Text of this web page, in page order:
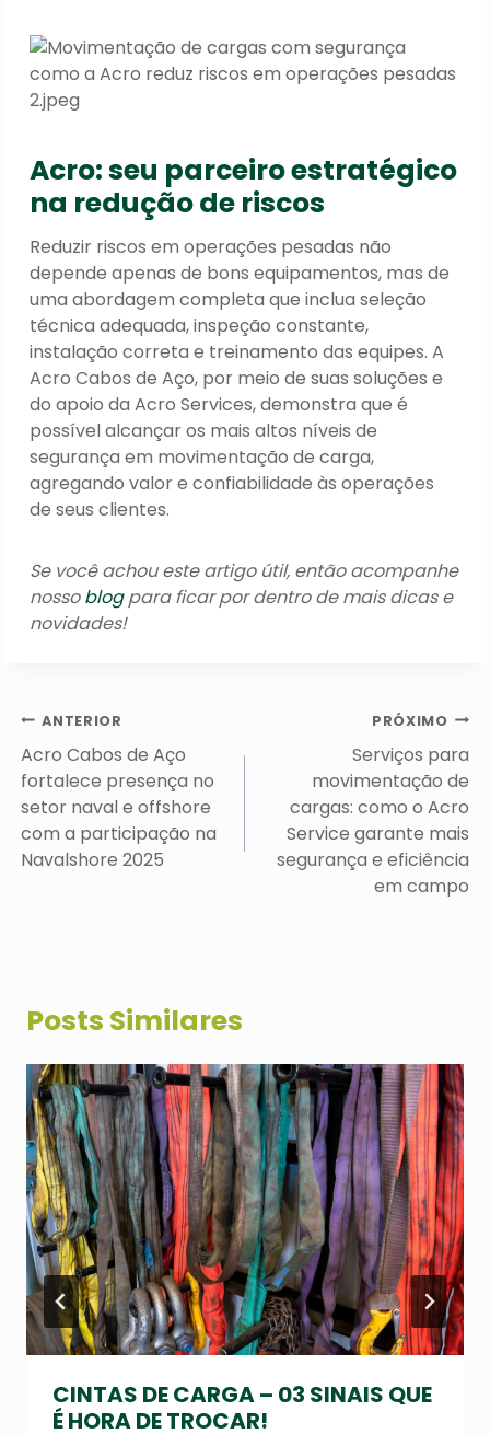
Acro: seu parceiro estratégico
na redução de riscos
Reduzir riscos em operações pesadas não
depende apenas de bons equipamentos, mas de
uma abordagem completa que inclua seleção
técnica adequada, inspeção constante,
instalação correta e treinamento das equipes. A
Acro Cabos de Aço, por meio de suas soluções e
do apoio da Acro Services, demonstra que é
possível alcançar os mais altos níveis de
segurança em movimentação de carga,
agregando valor e confiabilidade às operações
de seus clientes.
Se você achou este artigo útil, então acompanhe
nossoblogpara ficar por dentro de mais dicas e
novidades!
Navegação
de
Post
ANTERIOR
Acro Cabos de Aço
fortalece presença no
setor naval e offshore
com a participação na
Navalshore 2025
PRÓXIMO
Serviços para
movimentação de
cargas: como o Acro
Service garante mais
segurança e eficiência
em campo
Posts Similares
CINTAS DE CARGA – 03 SINAIS QUE
É HORA DE TROCAR!